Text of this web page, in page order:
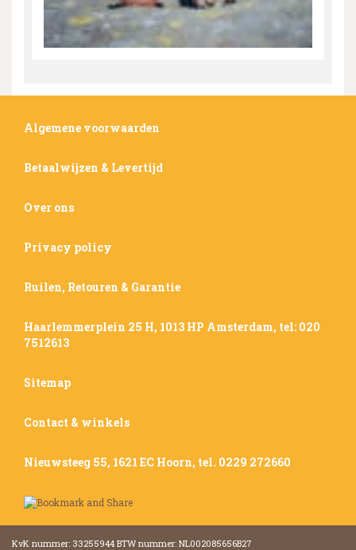
Algemene voorwaarden
Betaalwijzen & Levertijd
Over ons
Privacy policy
Ruilen, Retouren & Garantie
Haarlemmerplein 25 H, 1013 HP Amsterdam, tel: 020
7512613
Sitemap
Contact & winkels
Nieuwsteeg 55, 1621 EC Hoorn, tel. 0229 272660
KvK nummer: 33255944 BTW nummer: NL002085656B27